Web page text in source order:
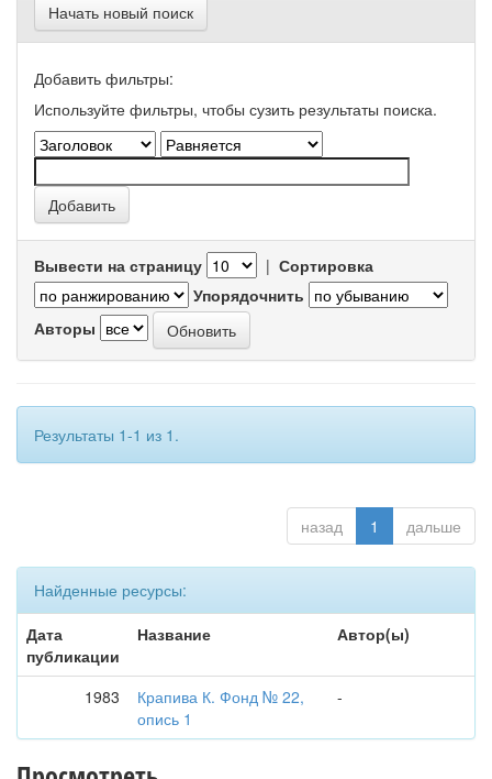
Начать новый поиск
Добавить фильтры:
Используйте фильтры, чтобы сузить результаты поиска.
Вывести на страницу | Сортировка
Упорядочнить
Авторы
Результаты 1-1 из 1.
назад 1 дальше
Найденные ресурсы:
Дата
публикации
Название Автор(ы)
1983
Крапива К. Фонд № 22,
опись 1
-